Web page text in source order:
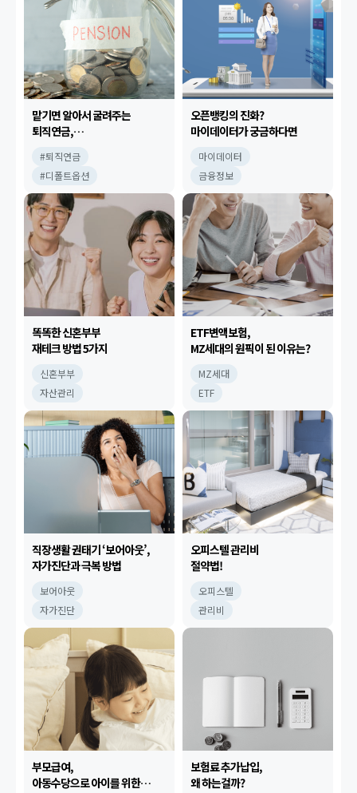
맡기면 알아서 굴려주는
퇴직연금,
#퇴직연금
#디폴트옵션
오픈뱅킹의 진화?
마이데이터가 궁금하다면
마이데이터
금융정보
똑똑한 신혼부부
재테크 방법 5가지
신혼부부
자산관리
ETF변액보험,
MZ세대의 원픽이 된 이유는?
MZ세대
ETF
직장생활 권태기 ‘보어아웃’,
자가진단과 극복 방법
보어아웃
자가진단
오피스텔 관리비
절약법!
오피스텔
관리비
부모급여,
아동수당으로 아이를 위한
보험료 추가납입,
왜 하는걸까?